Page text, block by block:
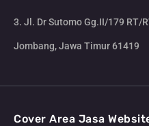
3. Jl. Dr Sutomo Gg.II/179 RT/
Jombang, Jawa Timur 61419
Cover Area Jasa